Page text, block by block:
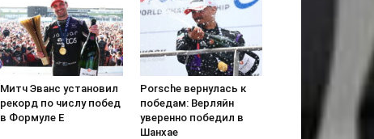
Митч Эванс установил
рекорд по числу побед
в Формуле Е
Porsche вернулась к
победам: Верляйн
уверенно победил в
Шанхае